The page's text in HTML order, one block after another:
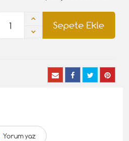
Sepete Ekle
Yorum yaz